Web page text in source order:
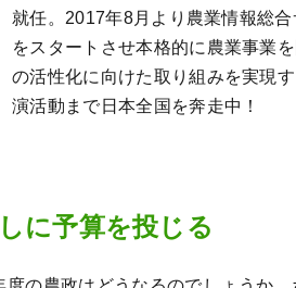
就任。2017年8月より農業情報総合
をスタートさせ本格的に農業事業
の活性化に向けた取り組みを実現
演活動まで日本全国を奔走中！
に予算を投じる